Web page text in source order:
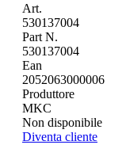
Art.
530137004
Part N.
530137004
Ean
2052063000006
Produttore
MKC
Non disponibile
Diventa cliente